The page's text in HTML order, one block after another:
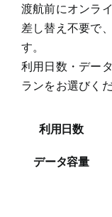
渡航前にオンラ
差し替え不要で
す。
利用日数・デー
ランをお選びくだ
利用日数
データ容量